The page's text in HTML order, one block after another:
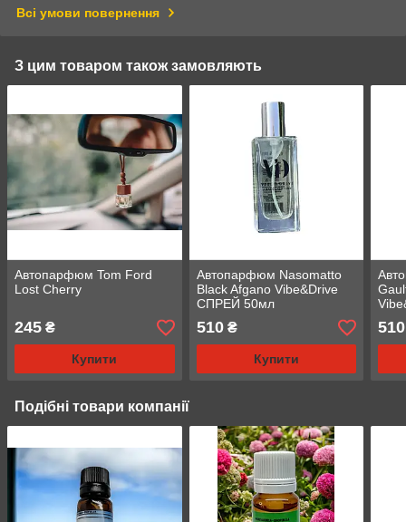
Всі умови повернення
З цим товаром також замовляють
Автопарфюм Tom Ford
Lost Cherry
245 ₴
Купити
Автопарфюм Nasomatto
Black Afgano Vibe&Drive
СПРЕЙ 50мл
510₴
Купити
510
Подібні товари компанії